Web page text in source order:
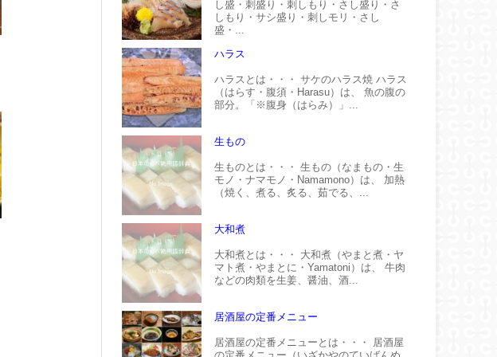
し盛・刺盛り・刺しもり・さし盛り・さ
しもり・サシ盛り・刺しモリ・さし
盛・...
ハラス
ハラスとは・・・ サケのハラス焼 ハラス
（はらす・腹須・Harasu）は、 魚の腹の
部分。「※腹身（はらみ）」...
生もの
生ものとは・・・ 生もの（なまもの・生
モノ・ナマモノ・Namamono）は、 加熱
（焼く、煮る、炙る、茹でる、...
大和煮
大和煮とは・・・ 大和煮（やまと煮・ヤ
マト煮・やまとに・Yamatoni）は、 牛肉
などの肉類を生姜、醤油、酒...
居酒屋の定番メニュー
居酒屋の定番メニューとは・・・ 居酒屋
の定番メニュー（いざかやのていばんめ